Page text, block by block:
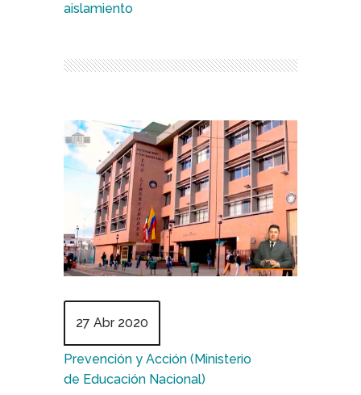
aislamiento
27 Abr 2020
Prevención y Acción (Ministerio
de Educación Nacional)